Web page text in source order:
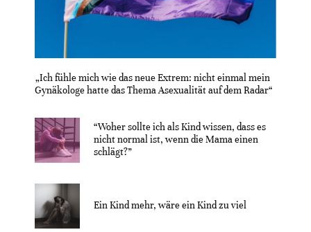
„Ich fühle mich wie das neue Extrem: nicht einmal mein
Gynäkologe hatte das Thema Asexualität auf dem Radar“
“Woher sollte ich als Kind wissen, dass es
nicht normal ist, wenn die Mama einen
schlägt?”
Ein Kind mehr, wäre ein Kind zu viel